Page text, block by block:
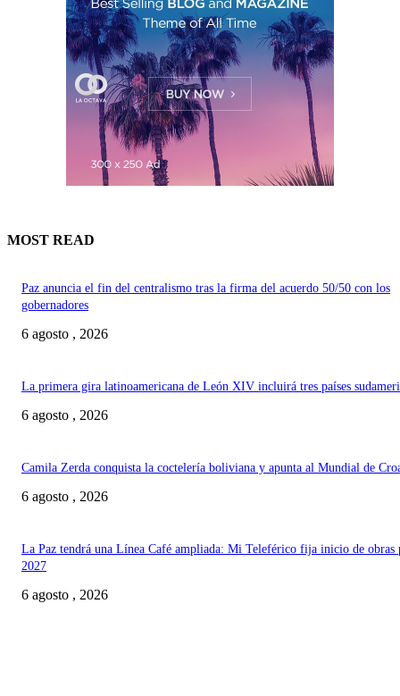
MOST READ
Paz anuncia el fin del centralismo tras la firma del acuerdo 50/50 con los
gobernadores
6 agosto , 2026
La primera gira latinoamericana de León XIV incluirá tres países
6 agosto , 2026
Camila Zerda conquista la coctelería boliviana y apunta al Mundial de
6 agosto , 2026
La Paz tendrá una Línea Café ampliada: Mi Teleférico fija inicio de obras
2027
6 agosto , 2026